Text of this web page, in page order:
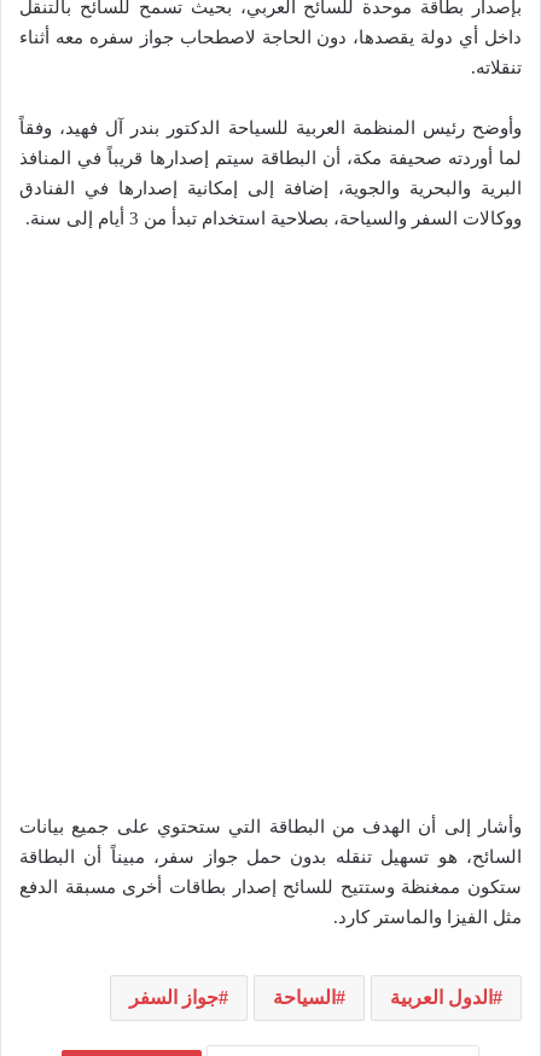
بإصدار بطاقة موحدة للسائح العربي، بحيث تسمح للسائح بالتنقل
داخل أي دولة يقصدها، دون الحاجة لاصطحاب جواز سفره معه أثناء
تنقلاته.
وأوضح رئيس المنظمة العربية للسياحة الدكتور بندر آل فهيد، وفقاً
لما أوردته صحيفة مكة، أن البطاقة سيتم إصدارها قريباً في المنافذ
البرية والبحرية والجوية، إضافة إلى إمكانية إصدارها في الفنادق
ووكالات السفر والسياحة، بصلاحية استخدام تبدأ من 3 أيام إلى سنة.
وأشار إلى أن الهدف من البطاقة التي ستحتوي على جميع بيانات
السائح، هو تسهيل تنقله بدون حمل جواز سفر، مبيناً أن البطاقة
ستكون ممغنظة وستتيح للسائح إصدار بطاقات أخرى مسبقة الدفع
مثل الفيزا والماستر كارد.
الدول العربية السياحة جواز السفر